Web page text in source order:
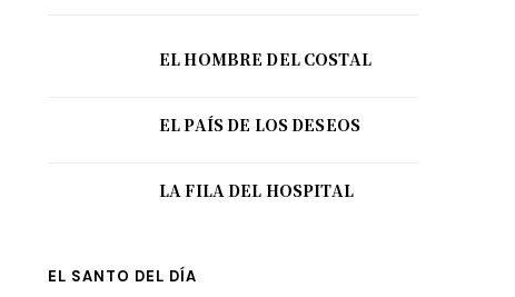
EL HOMBRE DEL COSTAL
EL PAÍS DE LOS DESEOS
LA FILA DEL HOSPITAL
EL SANTO DEL DÍA